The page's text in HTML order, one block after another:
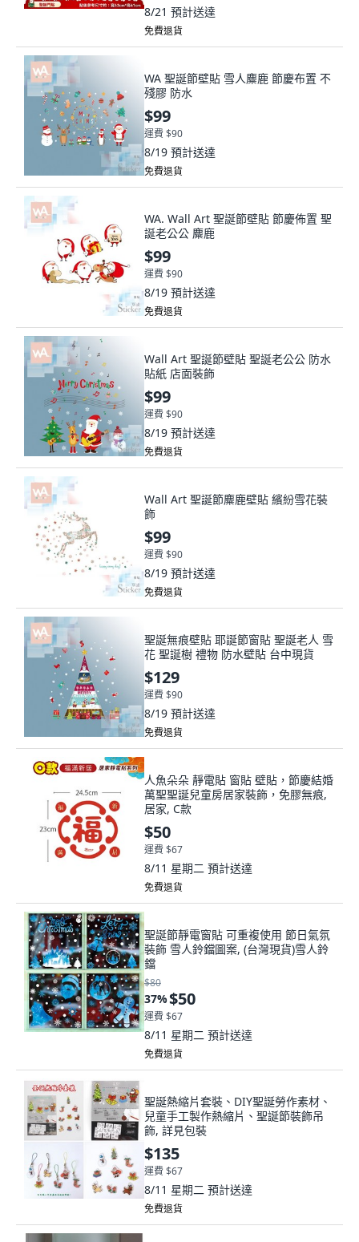
8/21 預計送達
免費退貨
WA 聖誕節壁貼 雪人麋鹿 節慶布置 不
殘膠 防水
$99
運費 $90
8/19 預計送達
免費退貨
WA. Wall Art 聖誕節壁貼 節慶佈置 聖
誕老公公 麋鹿
$99
運費 $90
8/19 預計送達
免費退貨
Wall Art 聖誕節壁貼 聖誕老公公 防水
貼紙 店面裝飾
$99
運費 $90
8/19 預計送達
免費退貨
Wall Art 聖誕節麋鹿壁貼 繽紛雪花裝
飾
$99
運費 $90
8/19 預計送達
免費退貨
聖誕無痕壁貼 耶誕節窗貼 聖誕老人 雪
花 聖誕樹 禮物 防水壁貼 台中現貨
$129
運費 $90
8/19 預計送達
免費退貨
人魚朵朵 靜電貼 窗貼 壁貼，節慶結婚
萬聖聖誕兒童房居家裝飾，免膠無痕,
居家, C款
$50
運費 $67
8/11 星期二 預計送達
免費退貨
聖誕節靜電窗貼 可重複使用 節日氣氛
裝飾 雪人鈴鐺圖案, (台灣現貨)雪人鈴
鐺
$80
37%$50
運費 $67
8/11 星期二 預計送達
免費退貨
聖誕熱縮片套裝、DIY聖誕勞作素材、
兒童手工製作熱縮片、聖誕節裝飾吊
飾, 詳見包裝
$135
運費 $67
8/11 星期二 預計送達
免費退貨